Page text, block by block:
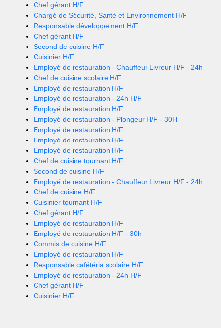
Chef gérant H/F
Chargé de Sécurité, Santé et Environnement H/F
Responsable développement H/F
Chef gérant H/F
Second de cuisine H/F
Cuisinier H/F
Employé de restauration - Chauffeur Livreur H/F - 24h
Chef de cuisine scolaire H/F
Employé de restauration H/F
Employé de restauration - 24h H/F
Employé de restauration H/F
Employé de restauration - Plongeur H/F - 30H
Employé de restauration H/F
Employé de restauration H/F
Employé de restauration H/F
Chef de cuisine tournant H/F
Second de cuisine H/F
Employé de restauration - Chauffeur Livreur H/F - 24h
Chef de cuisine H/F
Cuisinier tournant H/F
Chef gérant H/F
Employé de restauration H/F
Employé de restauration H/F - 30h
Commis de cuisine H/F
Employé de restauration H/F
Responsable cafétéria scolaire H/F
Employé de restauration - 24h H/F
Chef gérant H/F
Cuisinier H/F